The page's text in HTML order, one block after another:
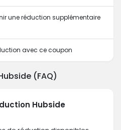
une réduction supplémentaire
avec ce coupon
(FAQ)
Hubside